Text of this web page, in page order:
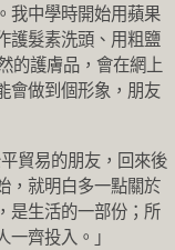
我中學時開始用蘋果
護髮素洗頭、用粗鹽
的護膚品，會在網上
會做到個形象，朋友
貿易的朋友，回來後
，就明白多一點關於
是生活的一部份；所
齊投入。」